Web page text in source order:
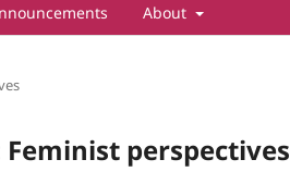
About
perspectives